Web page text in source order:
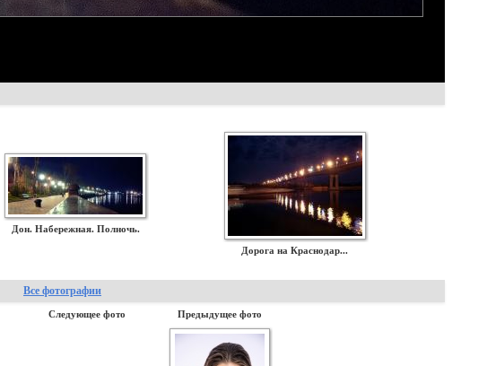
Дон. Набережная. Полночь.
Дорога на Краснодар...
Все фотографии
Следующее фото Предыдущее фото